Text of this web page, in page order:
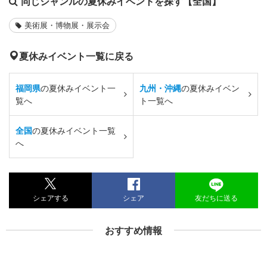
美術展・博物展・展示会
夏休みイベント一覧に戻る
福岡県の夏休みイベント一
覧へ
九州・沖縄の夏休みイベン
ト一覧へ
全国の夏休みイベント一覧
へ
シェアする シェア 友だちに送る
おすすめ情報